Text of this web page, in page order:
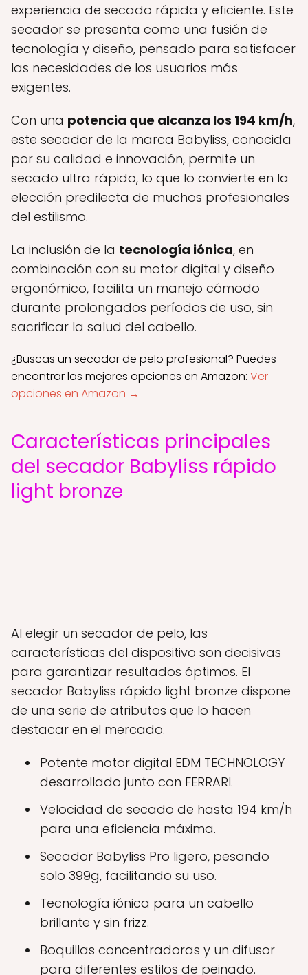
experiencia de secado rápida y eficiente. Este
secador se presenta como una fusión de
tecnología y diseño, pensado para satisfacer
las necesidades de los usuarios más
exigentes.
Con una potencia que alcanza los 194 km/h,
este secador de la marca Babyliss, conocida
por su calidad e innovación, permite un
secado ultra rápido, lo que lo convierte en la
elección predilecta de muchos profesionales
del estilismo.
La inclusión de la tecnología iónica, en
combinación con su motor digital y diseño
ergonómico, facilita un manejo cómodo
durante prolongados períodos de uso, sin
sacrificar la salud del cabello.
¿Buscas un secador de pelo profesional? Puedes
encontrar las mejores opciones en Amazon: Ver
opciones en Amazon →
Características principales
del secador Babyliss rápido
light bronze
Al elegir un secador de pelo, las
características del dispositivo son decisivas
para garantizar resultados óptimos. El
secador Babyliss rápido light bronze dispone
de una serie de atributos que lo hacen
destacar en el mercado.
Potente motor digital EDM TECHNOLOGY
desarrollado junto con FERRARI.
Velocidad de secado de hasta 194 km/h
para una eficiencia máxima.
Secador Babyliss Pro ligero, pesando
solo 399g, facilitando su uso.
Tecnología iónica para un cabello
brillante y sin frizz.
Boquillas concentradoras y un difusor
para diferentes estilos de peinado.